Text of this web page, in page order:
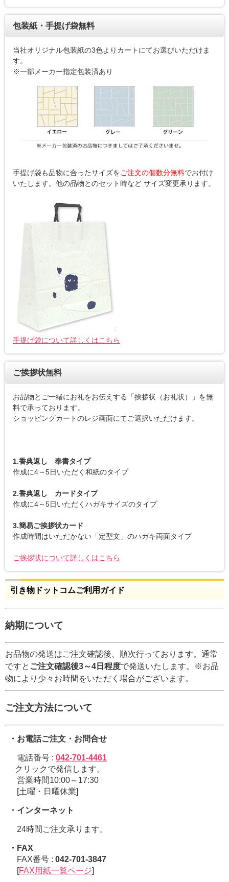
包装紙・手提げ袋無料
当社オリジナル包装紙の3色よりカートにてお選びいただけま
す。
※一部メーカー指定包装済あり
手提げ袋も品物に合ったサイズをご注文の個数分無料でお付け
いたします。他の品物とのセット時など サイズ変更承ります。
手提げ袋について詳しくはこちら
ご挨拶状無料
お品物とご一緒にお礼をお伝えする「挨拶状（お礼状）」を無
料で承っております。
ショッピングカートのレジ画面にてご選択いただけます。
1.香典返し 奉書タイプ
作成に4～5日いただく和紙のタイプ
2.香典返し カードタイプ
作成に4～5日いただくハガキサイズのタイプ
3.簡易ご挨拶状カード
作成時間はいただかない「定型文」のハガキ両面タイプ
ご挨拶状について詳しくはこちら
引き物ドットコムご利用ガイド
納期について
お品物の発送はご注文確認後、順次行っております。通常
ですと ご注文確認後3～4日程度で発送いたします。※お品
物により少々お時間をいただく場合がございます。
ご注文方法について
・お電話ご注文・お問合せ
電話番号 : 042-701-4461
クリックで発信します。
営業時間10:00～17:30
[土曜・日曜休業]
・インターネット
24時間ご注文承ります。
・FAX
FAX番号 : 042-701-3847
[FAX用紙一覧ページ]